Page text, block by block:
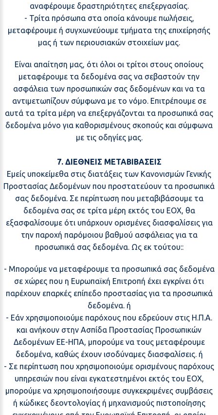
αναφέρουμε δραστηριότητες επεξεργασίας.
- Τρίτα πρόσωπα στα οποία κάνουμε πωλήσεις,
μεταφέρουμε ή συγχωνεύουμε τμήματα της επιχείρησής
μας ή των περιουσιακών στοιχείων μας.
Είναι απαίτηση μας, ότι όλοι οι τρίτοι στους οποίους
μεταφέρουμε τα δεδομένα σας να σεβαστούν την
ασφάλεια των προσωπικών σας δεδομένων και να τα
αντιμετωπίζουν σύμφωνα με το νόμο. Επιτρέπουμε σε
αυτά τα τρίτα μέρη να επεξεργάζονται τα προσωπικά σας
δεδομένα μόνο για καθορισμένους σκοπούς και σύμφωνα
με τις οδηγίες μας.
7. ΔΙΕΘΝΕΙΣ ΜΕΤΑΒΙΒΑΣΕΙΣ
Εμείς υποκείμεθα στις διατάξεις των Κανονισμών Γενικής
Προστασίας Δεδομένων που προστατεύουν τα προσωπικά
σας δεδομένα. Σε περίπτωση που μεταβιβάσουμε τα
δεδομένα σας σε τρίτα μέρη εκτός του ΕΟΧ, θα
εξασφαλίσουμε ότι υπάρχουν ορισμένες διασφαλίσεις για
την παροχή παρόμοιου βαθμού ασφάλειας για τα
προσωπικά σας δεδομένα. Ως εκ τούτου::
- Μπορούμε να μεταφέρουμε τα προσωπικά σας δεδομένα
σε χώρες που η Ευρωπαϊκή Επιτροπή έχει εγκρίνει ότι
παρέχουν επαρκές επίπεδο προστασίας για τα προσωπικά
δεδομένα. ή
- Εάν χρησιμοποιούμε παρόχους που εδρεύουν στις Η.Π.Α.
και ανήκουν στην Ασπίδα Προστασίας Προσωπικών
Δεδομένων ΕΕ-ΗΠΑ, μπορούμε να τους μεταφέρουμε
δεδομένα, καθώς έχουν ισοδύναμες διασφαλίσεις. ή
- Σε περίπτωση που χρησιμοποιούμε ορισμένους παρόχους
υπηρεσιών που είναι εγκατεστημένοι εκτός του ΕΟΧ,
μπορούμε να χρησιμοποιήσουμε συγκεκριμένες συμβάσεις
ή κώδικες δεοντολογίας ή μηχανισμούς πιστοποίησης